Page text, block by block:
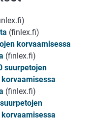
(finlex.fi)
korvaamisessa
(finlex.fi)
suurpetojen
(finlex.fi)